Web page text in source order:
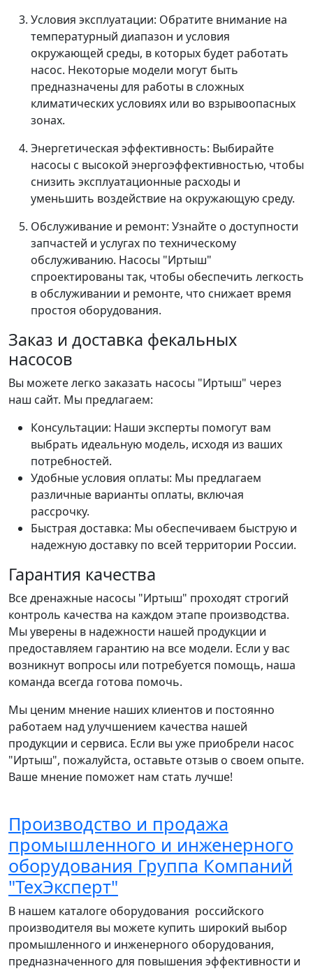
Условия эксплуатации: Обратите внимание на
температурный диапазон и условия
окружающей среды, в которых будет работать
насос. Некоторые модели могут быть
предназначены для работы в сложных
климатических условиях или во взрывоопасных
зонах.
Энергетическая эффективность: Выбирайте
насосы с высокой энергоэффективностью, чтобы
снизить эксплуатационные расходы и
уменьшить воздействие на окружающую среду.
Обслуживание и ремонт: Узнайте о доступности
запчастей и услугах по техническому
обслуживанию. Насосы "Иртыш"
спроектированы так, чтобы обеспечить легкость
в обслуживании и ремонте, что снижает время
простоя оборудования.
Заказ и доставка фекальных
насосов
Вы можете легко заказать насосы "Иртыш" через
наш сайт. Мы предлагаем:
Консультации: Наши эксперты помогут вам
выбрать идеальную модель, исходя из ваших
потребностей.
Удобные условия оплаты: Мы предлагаем
различные варианты оплаты, включая
рассрочку.
Быстрая доставка: Мы обеспечиваем быструю и
надежную доставку по всей территории России.
Гарантия качества
Все дренажные насосы "Иртыш" проходят строгий
контроль качества на каждом этапе производства.
Мы уверены в надежности нашей продукции и
предоставляем гарантию на все модели. Если у вас
возникнут вопросы или потребуется помощь, наша
команда всегда готова помочь.
Мы ценим мнение наших клиентов и постоянно
работаем над улучшением качества нашей
продукции и сервиса. Если вы уже приобрели насос
"Иртыш", пожалуйста, оставьте отзыв о своем опыте.
Ваше мнение поможет нам стать лучше!
Производство и продажа
промышленного и инженерного
оборудования Группа Компаний
"ТехЭксперт"
В нашем каталоге оборудования российского
производителя вы можете купить широкий выбор
промышленного и инженерного оборудования,
предназначенного для повышения эффективности и